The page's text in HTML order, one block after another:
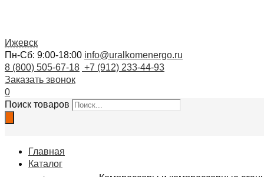
Ижевск
Пн-Сб: 9:00-18:00 info@uralkomenergo.ru
8 (800) 505-67-18 +7 (912) 233-44-93
Заказать звонок
0
Поиск товаров
Главная
Каталог